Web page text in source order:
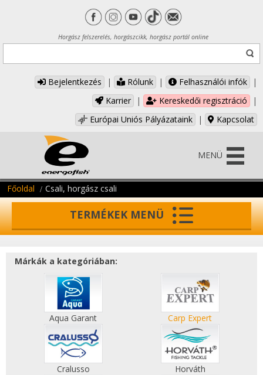
Horgász felszerelés, horgászcikk, horgász portál online
Bejelentkezés | Rólunk | Felhasználói infók
|
Karrier
| Kereskedői regisztráció
|
Európai Uniós Pályázataink
| Kapcsolat
MENÜ
Főoldal Csali, horgász csali
TERMÉKEK MENÜ
Márkák a kategóriában:
Aqua Garant Carp Expert
Cralusso Horváth